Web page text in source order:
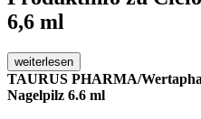
6,6 ml
weiterlesen
TAURUS PHARMA/
Nagelpilz 6.6 ml